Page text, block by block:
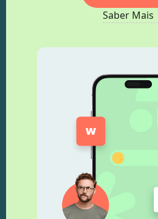
Saber Mais